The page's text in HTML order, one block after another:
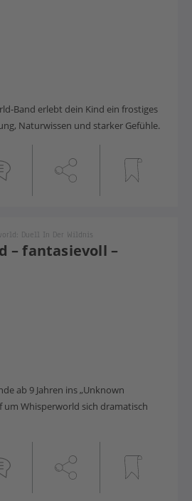
Band erlebt dein Kind ein frostiges
Naturwissen und starker Gefühle.
– fantasievoll –
Duell In Der Wildnis
ab 9 Jahren ins „Unknown
um Whisperworld sich dramatisch